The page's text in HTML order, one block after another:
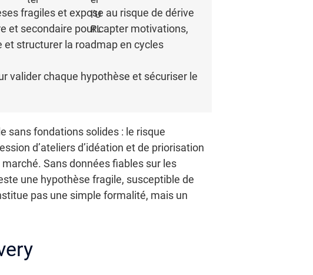
fragiles et expose au risque de dérive
et secondaire pour capter motivations,
structurer la roadmap en cycles
valider chaque hypothèse et sécuriser le
sans fondations solides : le risque
d’ateliers d’idéation et de priorisation
Sans données fiables sur les
une hypothèse fragile, susceptible de
pas une simple formalité, mais un